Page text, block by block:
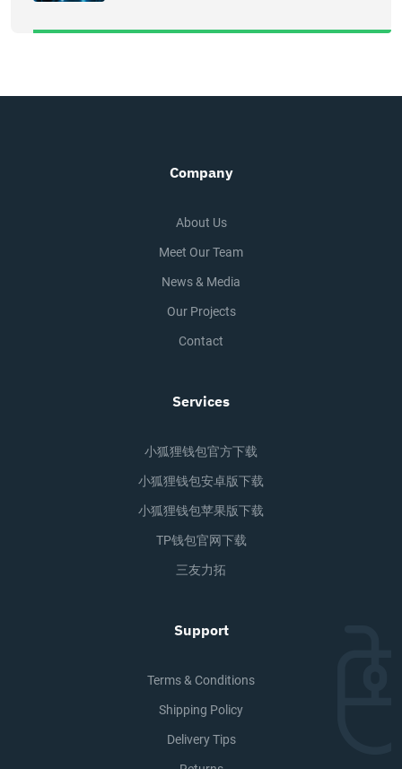
Company
About Us
Meet Our Team
News & Media
Our Projects
Contact
Services
小狐狸钱包官方下载
小狐狸钱包安卓版下载
小狐狸钱包苹果版下载
TP钱包官网下载
三友力拓
Support
Terms & Conditions
Shipping Policy
Delivery Tips